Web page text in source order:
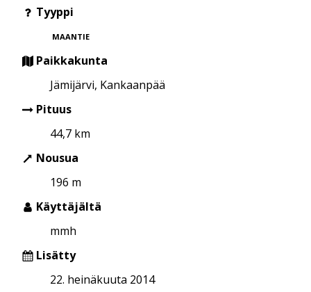
Tyyppi
MAANTIE
Paikkakunta
Jämijärvi, Kankaanpää
Pituus
44,7 km
Nousua
196 m
Käyttäjältä
mmh
Lisätty
22. heinäkuuta 2014